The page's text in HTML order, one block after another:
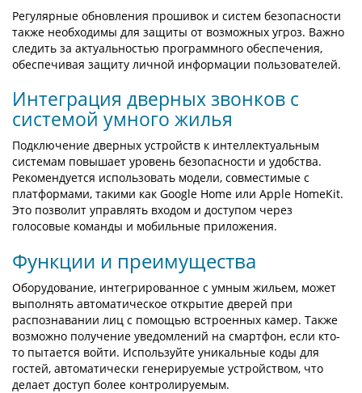
Регулярные обновления прошивок и систем безопасности
также необходимы для защиты от возможных угроз. Важно
следить за актуальностью программного обеспечения,
обеспечивая защиту личной информации пользователей.
Интеграция дверных звонков с
системой умного жилья
Подключение дверных устройств к интеллектуальным
системам повышает уровень безопасности и удобства.
Рекомендуется использовать модели, совместимые с
платформами, такими как Google Home или Apple HomeKit.
Это позволит управлять входом и доступом через
голосовые команды и мобильные приложения.
Функции и преимущества
Оборудование, интегрированное с умным жильем, может
выполнять автоматическое открытие дверей при
распознавании лиц с помощью встроенных камер. Также
возможно получение уведомлений на смартфон, если кто-
то пытается войти. Используйте уникальные коды для
гостей, автоматически генерируемые устройством, что
делает доступ более контролируемым.